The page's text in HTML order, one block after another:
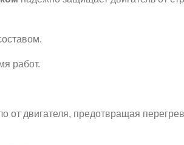
работ.
от двигателя, предотвращая